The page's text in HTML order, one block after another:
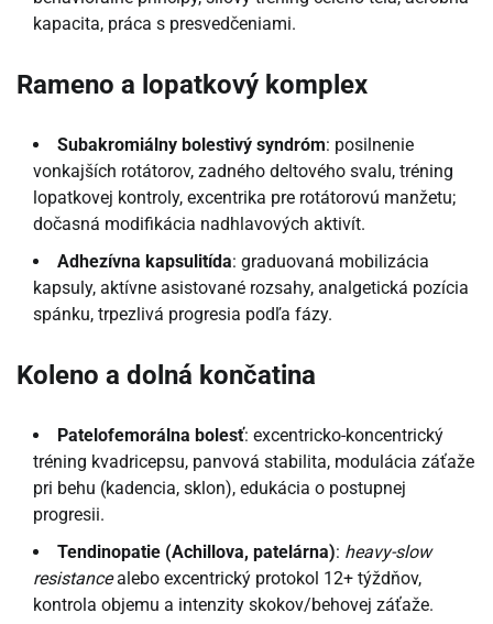
kapacita, práca s presvedčeniami.
Rameno a lopatkový komplex
Subakromiálny bolestivý syndróm: posilnenie
vonkajších rotátorov, zadného deltového svalu, tréning
lopatkovej kontroly, excentrika pre rotátorovú manžetu;
dočasná modifikácia nadhlavových aktivít.
Adhezívna kapsulitída: graduovaná mobilizácia
kapsuly, aktívne asistované rozsahy, analgetická pozícia
spánku, trpezlivá progresia podľa fázy.
Koleno a dolná končatina
Patelofemorálna bolesť: excentricko-koncentrický
tréning kvadricepsu, panvová stabilita, modulácia záťaže
pri behu (kadencia, sklon), edukácia o postupnej
progresii.
Tendinopatie (Achillova, patelárna): heavy-slow
resistancealebo excentrický protokol 12+ týždňov,
kontrola objemu a intenzity skokov/behovej záťaže.